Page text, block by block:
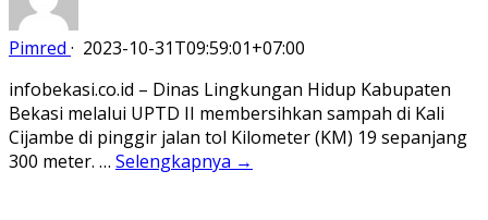
Pimred · 2023-10-31T09:59:01+07:00
infobekasi.co.id – Dinas Lingkungan Hidup Kabupaten
Bekasi melalui UPTD II membersihkan sampah di Kali
Cijambe di pinggir jalan tol Kilometer (KM) 19 sepanjang
300 meter. … Selengkapnya →